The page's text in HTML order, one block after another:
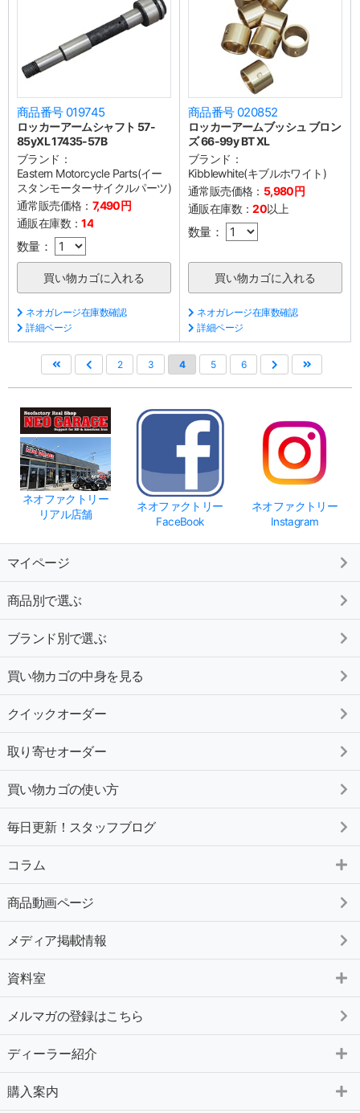
商品番号 019745
ロッカーアームシャフト 57-
85yXL 17435-57B
ブランド：
Eastern Motorcycle Parts(イー
スタンモーターサイクルパーツ)
通常販売価格： 7,490円
通販在庫数：14
数量：
ネオガレージ在庫数確認
詳細ページ
商品番号 020852
ロッカーアームブッシュ ブロン
ズ 66-99y BT XL
ブランド：
Kibblewhite(キブルホワイト)
通常販売価格： 5,980円
通販在庫数：20以上
数量：
ネオガレージ在庫数確認
詳細ページ
2 3 4 5 6
ネオファクトリー
リアル店舗
ネオファクトリー
FaceBook
ネオファクトリー
Instagram
マイページ
商品別で選ぶ
ブランド別で選ぶ
買い物カゴの中身を見る
クイックオーダー
取り寄せオーダー
買い物カゴの使い方
毎日更新！スタッフブログ
コラム
商品動画ページ
メディア掲載情報
資料室
メルマガの登録はこちら
ディーラー紹介
購入案内